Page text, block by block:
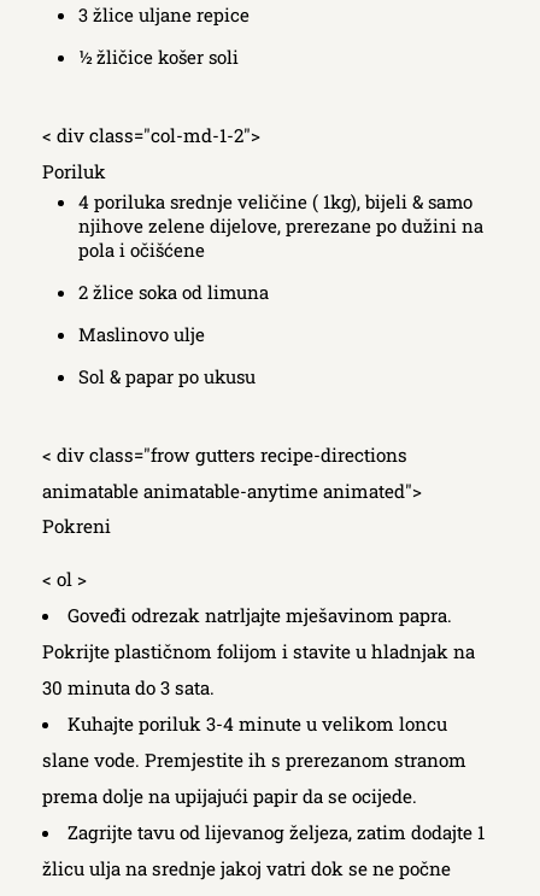
3 žlice uljane repice
½ žličice košer soli
< div class="col-md-1-2">
Poriluk
4 poriluka srednje veličine ( 1kg), bijeli & samo
njihove zelene dijelove, prerezane po dužini na
pola i očišćene
2 žlice soka od limuna
Maslinovo ulje
Sol & papar po ukusu
< div class="frow gutters recipe-directions
animatable animatable-anytime animated">
Pokreni
< ol >
Goveđi odrezak natrljajte mješavinom papra.
Pokrijte plastičnom folijom i stavite u hladnjak na
30 minuta do 3 sata.
Kuhajte poriluk 3-4 minute u velikom loncu
slane vode. Premjestite ih s prerezanom stranom
prema dolje na upijajući papir da se ocijede.
Zagrijte tavu od lijevanog željeza, zatim dodajte 1
žlicu ulja na srednje jakoj vatri dok se ne počne